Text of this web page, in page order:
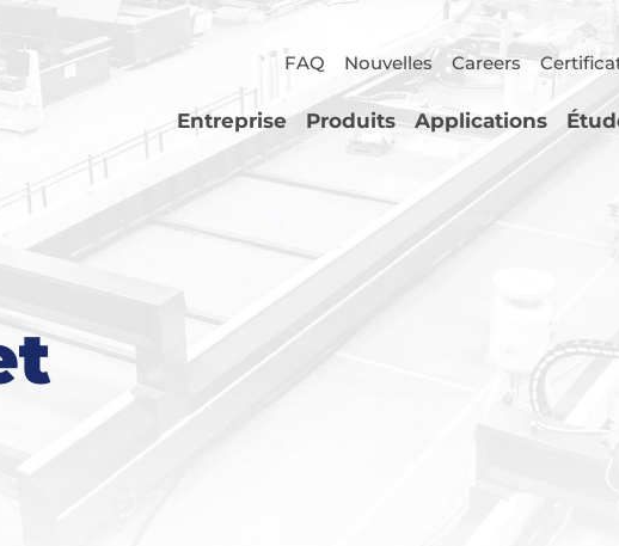
FAQ Nouvelles Careers
Entreprise Produits Applications